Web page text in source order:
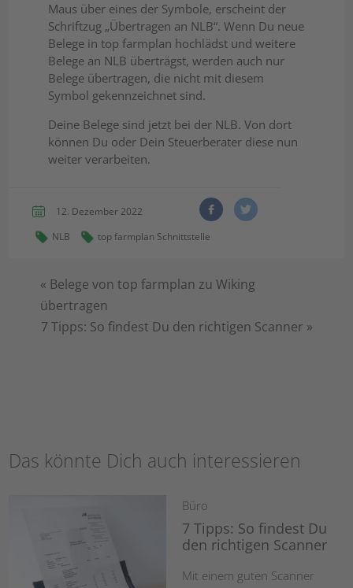
Maus über eines der Symbole, erscheint der
Schriftzug „Übertragen an NLB“. Wenn Du neue
Belege in top farmplan hochlädst und weitere
Belege an NLB überträgst, werden auch nur
Belege übertragen, die nicht mit diesem
Symbol gekennzeichnet sind.
Deine Belege sind jetzt bei der NLB. Von dort
können Du oder Dein Steuerberater diese nun
weiter verarbeiten.
12. Dezember 2022
NLB
top farmplan Schnittstelle
« Belege von top farmplan zu Wiking
übertragen
7 Tipps: So findest Du den richtigen Scanner »
Das könnte Dich auch interessieren
Büro
7 Tipps: So findest Du
den richtigen Scanner
Mit einem guten Scanner